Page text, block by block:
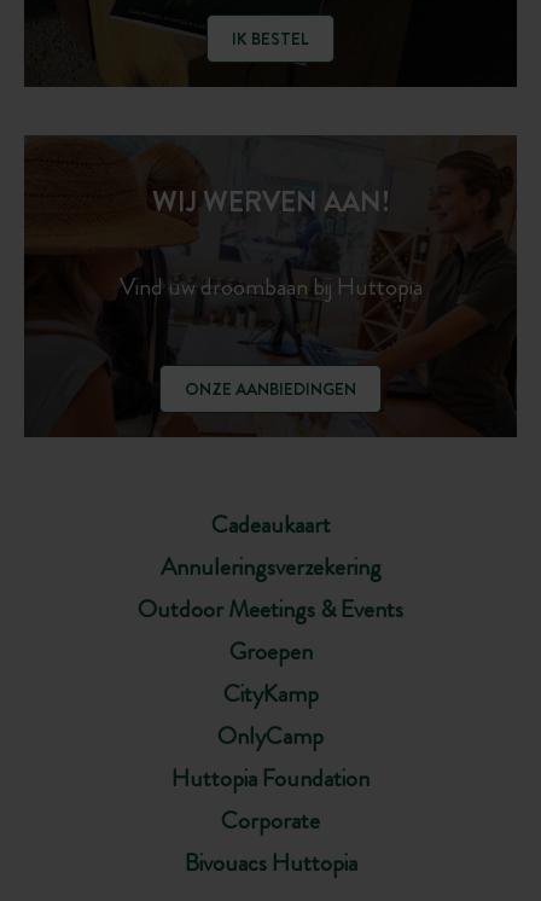
IK BESTEL
Cadeaukaart
Annuleringsverzekering
Outdoor Meetings & Events
Groepen
CityKamp
OnlyCamp
Huttopia Foundation
Corporate
Bivouacs Huttopia
WIJ WERVEN AAN!
Vind uw droombaan bij Huttopia
ONZE AANBIEDINGEN